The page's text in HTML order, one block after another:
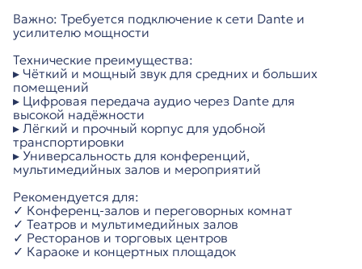
Важно: Требуется подключение к сети Dante и
усилителю мощности
Технические преимущества:
▸ Чёткий и мощный звук для средних и больших
помещений
▸ Цифровая передача аудио через Dante для
высокой надёжности
▸ Лёгкий и прочный корпус для удобной
транспортировки
▸ Универсальность для конференций,
мультимедийных залов и мероприятий
Рекомендуется для:
✓ Конференц-залов и переговорных комнат
✓ Театров и мультимедийных залов
✓ Ресторанов и торговых центров
✓ Караоке и концертных площадок